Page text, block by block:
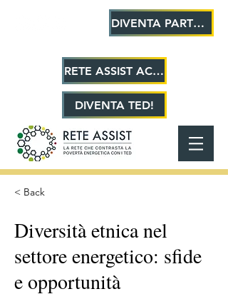
DIVENTA PARTNER!
RETE ASSIST ACADEMY
DIVENTA TED!
< Back
Diversità etnica nel
settore energetico: sfide
e opportunità